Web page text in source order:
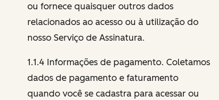
ou fornece quaisquer outros dados
relacionados ao acesso ou à utilização do
nosso Serviço de Assinatura.
1.1.4 Informações de pagamento. Coletamos
dados de pagamento e faturamento
quando você se cadastra para acessar ou